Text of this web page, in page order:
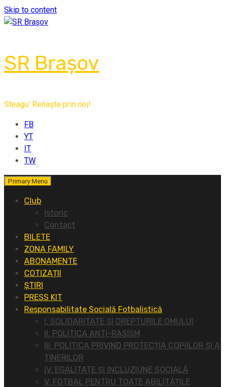
Skip to content
SR Brașov
Steagu' Renaște prin noi!
FB
YT
IT
TW
Primary Menu
Club
Istoric
Contact
BILETE
ZONA FAMILY
ABONAMENTE
COTIZAȚII
ȘTIRI
PRESS KIT
Responsabilitate Socială Fotbalistică
I. SOLIDARITATE ȘI DREPTURILE OMULUI
II. POLITICA ANTI-RASISM
III. POLITICA PRIVIND PROTECȚIA COPIILOR ȘI A
TINERILOR
IV. EGALITATE ȘI INCLUZIUNE SOCIALĂ
V. FOTBAL PENTRU TOATE ABILITĂȚILE